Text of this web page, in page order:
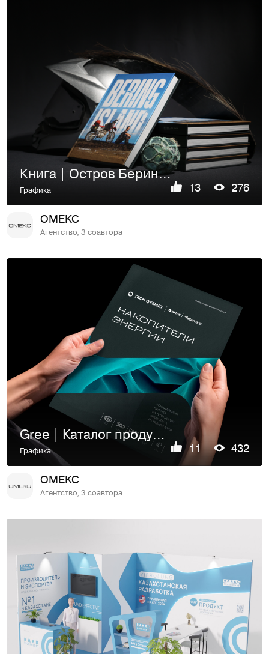
Книга | Остров Беринга
Графика 13 276
OMEKC
Агентство, 3 соавтора
Gree | Каталог продукции
Графика 11 432
OMEKC
Агентство, 3 соавтора